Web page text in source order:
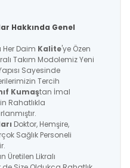
Hakkında Genel
Her Daim Kalite'ye Özen
Takım Modolemiz Yeni
Sayesinde
Tercih
Kumaştan İmal
Rahatlıkla
Doktor, Hemşire,
Sağlık Personeli
Üretilen Likralı